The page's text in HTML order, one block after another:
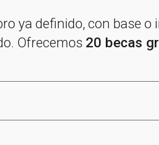
ya definido, con base o
Ofrecemos 20 becas